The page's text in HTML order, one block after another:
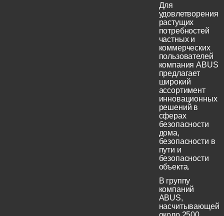
Для
удовлетворения
растущих
потребностей
частных и
коммерческих
пользователей
компания ABUS
предлагает
широкий
ассортимент
инновационных
решений в
сферах
безопасности
дома,
безопасности в
пути и
безопасности
объекта.
В группу
компаний
ABUS,
насчитывающей